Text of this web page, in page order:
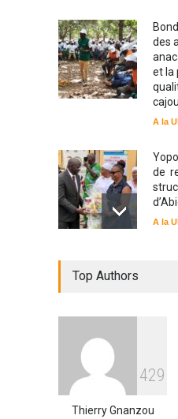
des
et la
cajou
A la
de
A la
RFI
A la
Top Authors
429
Thierry Gnanzou